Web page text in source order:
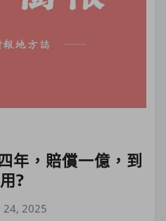
年，賠償一億，到
?
24, 2025